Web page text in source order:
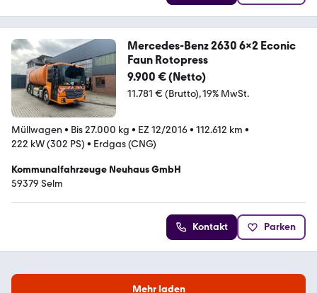
Mercedes-Benz 2630 6x2 Econic
Faun Rotopress
9.900 € (Netto)
11.781 € (Brutto) 19% MwSt.
Müllwagen • Bis 27.000 kg • EZ 12/2016• 112.612 km •
222 kW (302 PS) • Erdgas (CNG)
Kommunalfahrzeuge Neuhaus GmbH
59379 Selm
Kontakt Parken
Mehr laden